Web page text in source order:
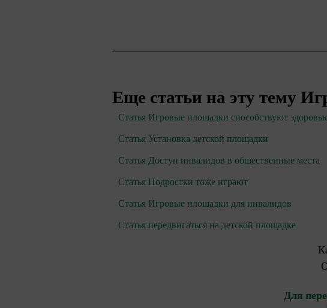
Еще статьи на эту тему
Статья Игровые площадки способствуют
Статья Установка детской площадки
Статья Доступ инвалидов в общественные места
Статья Подростки тоже играют
Статья Игровые площадки для инвалидов
Статья передвигаться на детской площадке
Для